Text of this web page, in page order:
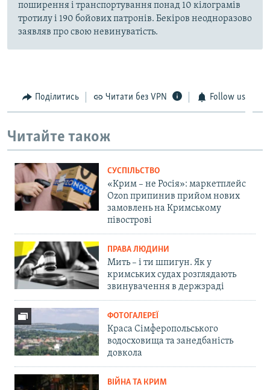
поширення і транспортування понад 10 кілограмів
тротилу і 190 бойових патронів. Бекіров неодноразово
заявляв про свою невинуватість.
Поділитись Читати без VPN Follow us
Читайте також
СУСПІЛЬСТВО
«Крим – не Росія»: маркетплейс
Ozon припинив прийом нових
замовлень на Кримському
півострові
ПРАВА ЛЮДИНИ
Мить – і ти шпигун. Як у
кримських судах розглядають
звинувачення в держзраді
ФОТОГАЛЕРЕЇ
Краса Сімферопольського
водосховища та занедбаність
довкола
ВІЙНА ТА КРИМ